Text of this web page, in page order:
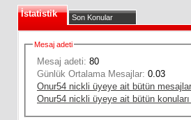
İstatistik Son Konular
Mesaj adeti
Mesaj adeti: 80
Günlük Ortalama Mesajlar: 0.03
Onur54 nickli üyeye ait bütün
Onur54 nickli üyeye ait bütün konuları